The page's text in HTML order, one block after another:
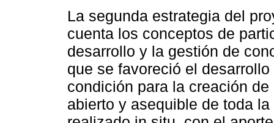
La segunda estrategia del
cuenta los conceptos de
desarrollo y la gestión de
que se favoreció el
condición para la creación
abierto y asequible de toda